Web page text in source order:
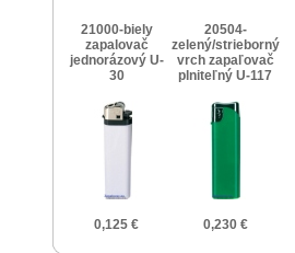
21000-biely
zapalovač
jednorázový U-
30
0,125 €
20504-
zelený/strieborný
vrch zapaľovač
plniteľný U-117
0,230 €